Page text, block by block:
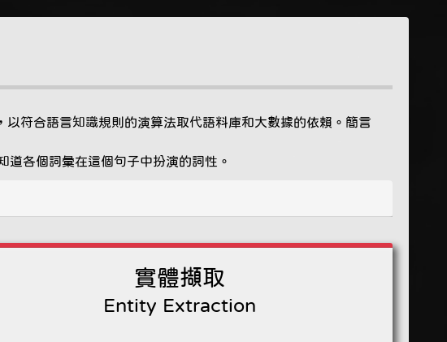
符合語言知識規則的演算法取代語料庫和大數據的依賴。簡言
各個詞彙在這個句子中扮演的詞性。
實體擷取
Entity Extraction